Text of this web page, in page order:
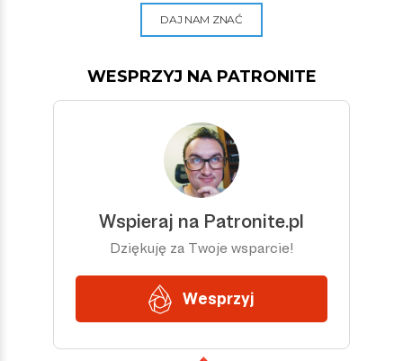
DAJ NAM ZNAĆ
WESPRZYJ NA PATRONITE